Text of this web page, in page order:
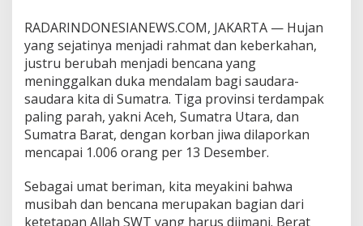
RADARINDONESIANEWS.COM, JAKARTA — Hujan
yang sejatinya menjadi rahmat dan keberkahan,
justru berubah menjadi bencana yang
meninggalkan duka mendalam bagi saudara-
saudara kita di Sumatra. Tiga provinsi terdampak
paling parah, yakni Aceh, Sumatra Utara, dan
Sumatra Barat, dengan korban jiwa dilaporkan
mencapai 1.006 orang per 13 Desember.
Sebagai umat beriman, kita meyakini bahwa
musibah dan bencana merupakan bagian dari
ketetapan Allah SWT yang harus diimani. Berat